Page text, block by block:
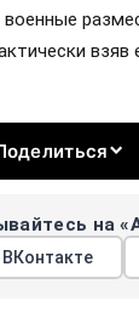
военные
взяв
на
ВКонтакте